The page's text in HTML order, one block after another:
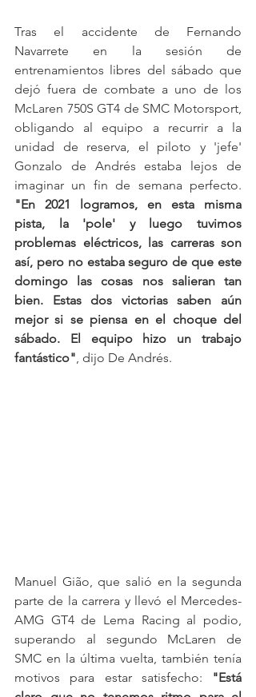
Tras el accidente de Fernando
Navarrete en la sesión de
entrenamientos libres del sábado que
dejó fuera de combate a uno de los
McLaren 750S GT4 de SMC Motorsport,
obligando al equipo a recurrir a la
unidad de reserva, el piloto y 'jefe'
Gonzalo de Andrés estaba lejos de
"En 2021 logramos, en esta misma
pista, la 'pole' y luego tuvimos
problemas eléctricos, las carreras son
así, pero no estaba seguro de que este
domingo las cosas nos salieran tan
bien. Estas dos victorias saben aún
mejor si se piensa en el choque del
sábado. El equipo hizo un trabajo
fantástico", dijo De Andrés.
Manuel Gião, que salió en la segunda
parte de la carrera y llevó el Mercedes-
AMG GT4 de Lema Racing al podio,
superando al segundo McLaren de
SMC en la última vuelta, también tenía
motivos para estar satisfecho:
"Está